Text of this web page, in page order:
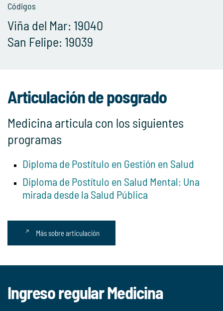
Códigos
Viña del Mar: 19040
San Felipe: 19039
Articulación de posgrado
Medicina articula con los siguientes
programas
Diploma de Postítulo en Gestión en Salud
Diploma de Postítulo en Salud Mental: Una
mirada desde la Salud Pública
Más sobre articulación
Ingreso regular Medicina